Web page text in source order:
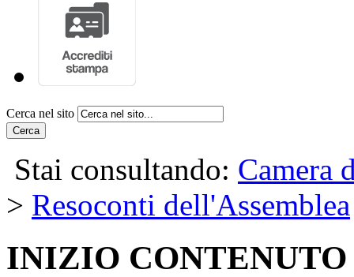
Cerca nel sito
Cerca
Stai consultando: Camera
> Resoconti dell'Assemblea
INIZIO CONTENUTO